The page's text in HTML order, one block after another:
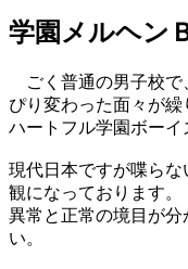
学園メルヘン
ごく普通の男子校で
ぴり変わった面々が繰
ハートフル学園ボーイ
現代日本ですが喋ら
観になっております。
異常と正常の境目が
い。